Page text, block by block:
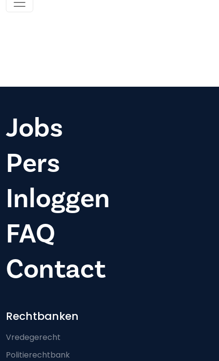
Jobs
Pers
Inloggen
FAQ
Contact
Footer-menu
Rechtbanken
Vredegerecht
Politierechtbank